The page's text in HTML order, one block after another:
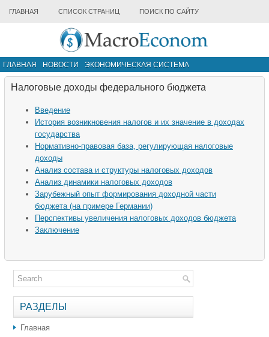
ГЛАВНАЯ СПИСОК СТРАНИЦ ПОИСК ПО САЙТУ
ГЛАВНАЯ НОВОСТИ
ЭКОНОМИЧЕСКАЯ СИСТЕМА
ИНФРАСТРУКТУРА РЫНКА
Налоговые доходы федерального бюджета
Введение
История возникновения налогов и их значение в доходах
государства
Нормативно-правовая база, регулирующая налоговые
доходы
Анализ состава и структуры налоговых доходов
Анализ динамики налоговых доходов
Зарубежный опыт формирования доходной части
бюджета (на примере Германии)
Перспективы увеличения налоговых доходов бюджета
Заключение
РАЗДЕЛЫ
Главная